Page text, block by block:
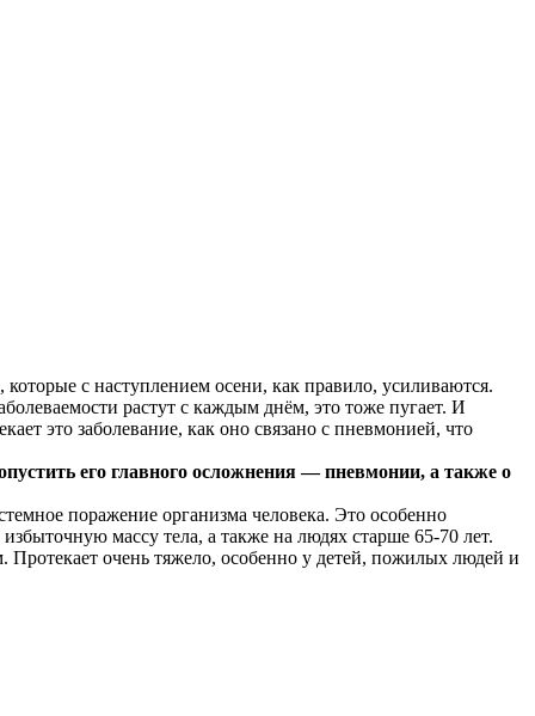
с наступлением осени, как правило, усиливаются.
растут с каждым днём, это тоже пугает. И
это заболевание, как оно связано с пневмонией, что
его главного осложнения — пневмонии, а также о
поражение организма человека. Это особенно
массу тела, а также на людях старше 65-70 лет.
очень тяжело, особенно у детей, пожилых людей и